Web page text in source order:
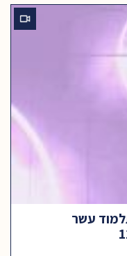
עשר